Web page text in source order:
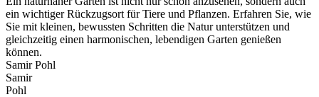
ein wichtiger Rückzugsort für Tiere und Pflanzen. Erfahren Sie, wie
Sie mit kleinen, bewussten Schritten die Natur unterstützen und
gleichzeitig einen harmonischen, lebendigen Garten genießen
können.
Samir Pohl
Samir
Pohl